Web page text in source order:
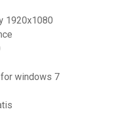
1920x1080
windows 7